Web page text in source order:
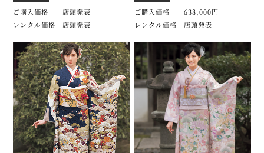
ご購入価格 店頭発表
レンタル価格 店頭発表
ご購入価格 638,000円
レンタル価格 店頭発表